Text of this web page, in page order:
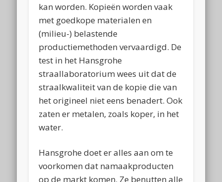
kan worden. Kopieën worden vaak
met goedkope materialen en
(milieu-) belastende
productiemethoden vervaardigd. De
test in het Hansgrohe
straallaboratorium wees uit dat de
straalkwaliteit van de kopie die van
het origineel niet eens benadert. Ook
zaten er metalen, zoals koper, in het
water.
Hansgrohe doet er alles aan om te
voorkomen dat namaakproducten
op de markt komen. Ze benutten alle